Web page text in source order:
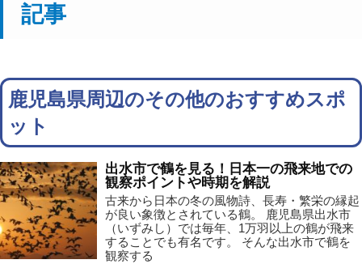
記事
鹿児島県周辺のその他のおすすめスポ
ット
出水市で鶴を見る！日本一の飛来地での
観察ポイントや時期を解説
古来から日本の冬の風物詩、長寿・繁栄の縁起
が良い象徴とされている鶴。 鹿児島県出水市
（いずみし）では毎年、1万羽以上の鶴が飛来
することでも有名です。 そんな出水市で鶴を
観察する